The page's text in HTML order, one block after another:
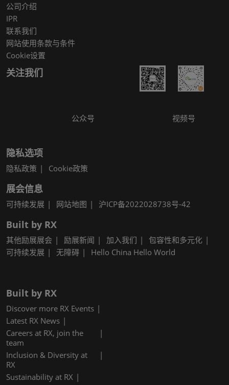
公司介绍
IPR
联系我们
网站使用条款与条件
Cookie设置
关注我们
公众号 视频号
隐私选项
隐私政策 Cookie政策
展会信息
可持续发展 网站地图 沪ICP备2022028738号-42
Built by RX
其他励展展会 励展新闻 加入我们
包容性和多元化
可持续发展
无障碍 Hello China Hello World
Built by RX
Discover more RX Events
Latest RX News
Careers at RX, join the
team
Inclusion & Diversity at
RX
Sustainability at RX